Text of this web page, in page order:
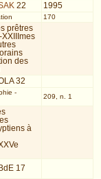
22 1995
170
prêtres
des
32
-
209, n. 1
à
BdE 17